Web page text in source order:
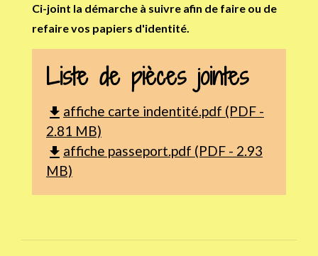
Ci-joint la démarche à suivre afin de faire ou de
refaire vos papiers d'identité.
Liste de pièces jointes
file_download affiche carte indentité.pdf (PDF -
2.81 MB)
file_download affiche passeport.pdf (PDF - 2.93
MB)